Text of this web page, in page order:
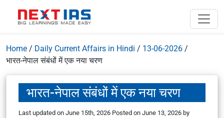
Home / Daily Current Affairs in Hindi / 13-06-2026 /
भारत-नेपाल संबंधों में एक नया चरण
भारत-नेपाल संबंधों में एक नया चरण
Last updated on June 15th, 2026 Posted on June 13, 2026 by